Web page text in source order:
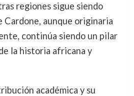
regiones sigue siendo
Cardone, aunque originaria
continúa siendo un pilar
la historia africana y
académica y su